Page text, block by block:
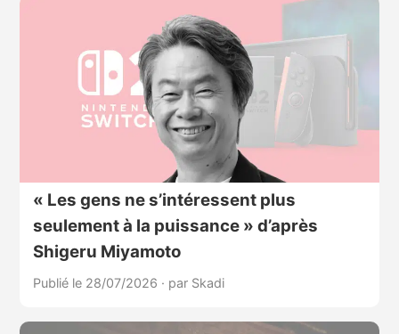
« Les gens ne s’intéressent plus
seulement à la puissance » d’après
Shigeru Miyamoto
Publié le 28/07/2026 · par Skadi